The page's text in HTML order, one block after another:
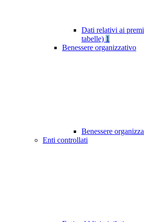
Dati relativi ai
tabelle) 1
Benessere organizzativo
Benessere
Enti controllati